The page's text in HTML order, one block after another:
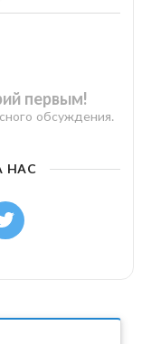
первым!
обсуждения.
НАС